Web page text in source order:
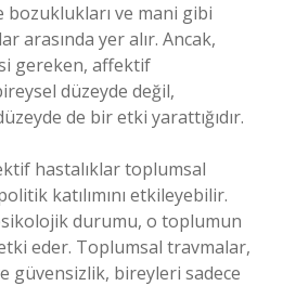
ve mani gibi
arasında yer alır. Ancak,
gereken, affektif
düzeyde değil,
de bir etki yarattığıdır.
hastalıklar toplumsal
katılımını etkileyebilir.
durumu, o toplumun
eder. Toplumsal travmalar,
güvensizlik, bireyleri sadece